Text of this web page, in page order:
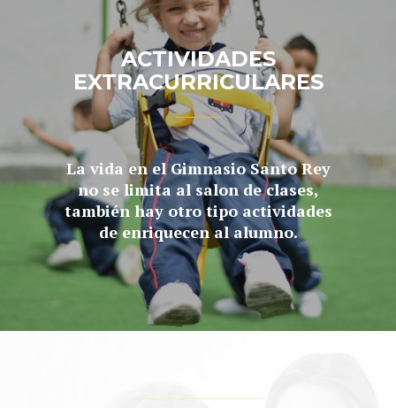
ACTIVIDADES
EXTRACURRICULARES
La vida en el Gimnasio Santo Rey
no se limita al salon de clases,
también hay otro tipo actividades
de enriquecen al alumno.